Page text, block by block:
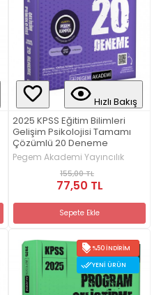
Hızlı Bakış
2025 KPSS Eğitim Bilimleri
Gelişim Psikolojisi Tamamı
Çözümlü 20 Deneme
Pegem Akademi Yayıncılık
155,00 TL
77,50 TL
Sepete Ekle
%50 İNDIRIM
YENI ÜRÜN